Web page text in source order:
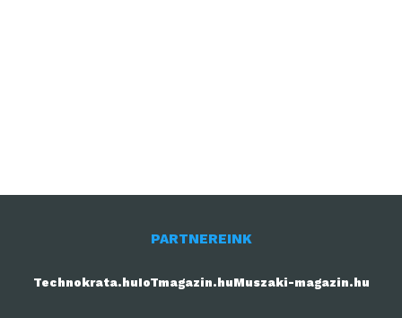
PARTNEREINK
Technokrata.huIoTmagazin.huMuszaki-magazin.hu